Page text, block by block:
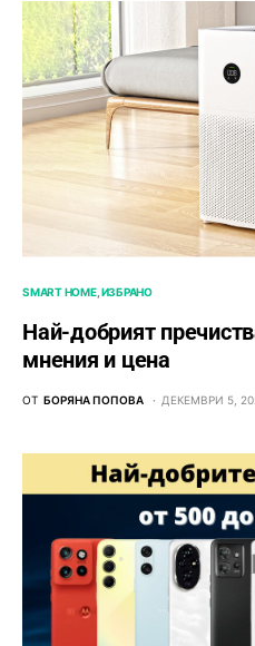
SMART HOME ИЗБРАНО
Най-добрият
мнения и цена
ОТ БОРЯНА ПОПОВА ДЕКЕМВРИ 5,